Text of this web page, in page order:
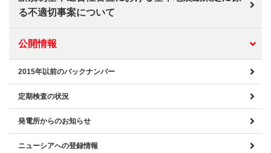
る不適切事案について
公開情報
2015年以前のバックナンバー
定期検査の状況
発電所からのお知らせ
ニューシアへの登録情報